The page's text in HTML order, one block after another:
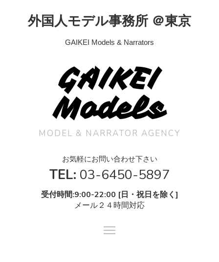
外国人モデル事務所 ＠東京
GAIKEI Models & Narrators
GAIKEI
Models
MODEL & NARRATOR AGENCY
お気軽にお問い合わせ下さい
TEL: 03-6450-5897
受付時間:9:00-22:00 [日・祝日を除く]
メール２４時間対応